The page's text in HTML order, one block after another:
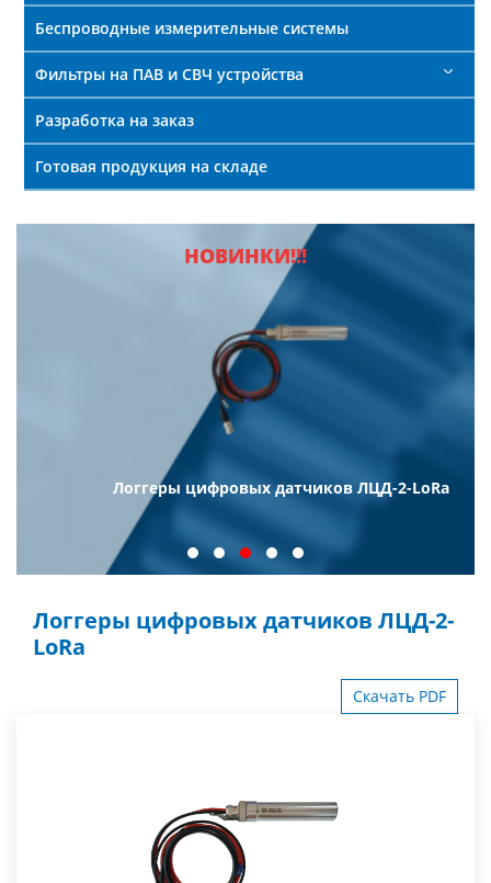
Беспроводные измерительные системы
Фильтры на ПАВ и СВЧ устройства
Разработка на заказ
Готовая продукция на складе
НОВИНКИ!!!
Логгеры цифровых датчиков ЛЦД-2-LoRa
Логгеры цифровых датчиков ЛЦД-2-
LoRa
Скачать PDF